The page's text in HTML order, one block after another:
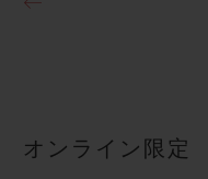
オンライン限定